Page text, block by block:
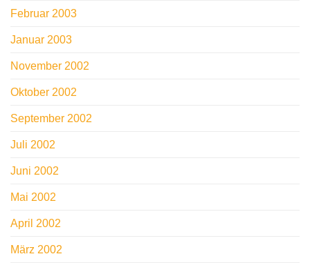
Februar 2003
Januar 2003
November 2002
Oktober 2002
September 2002
Juli 2002
Juni 2002
Mai 2002
April 2002
März 2002